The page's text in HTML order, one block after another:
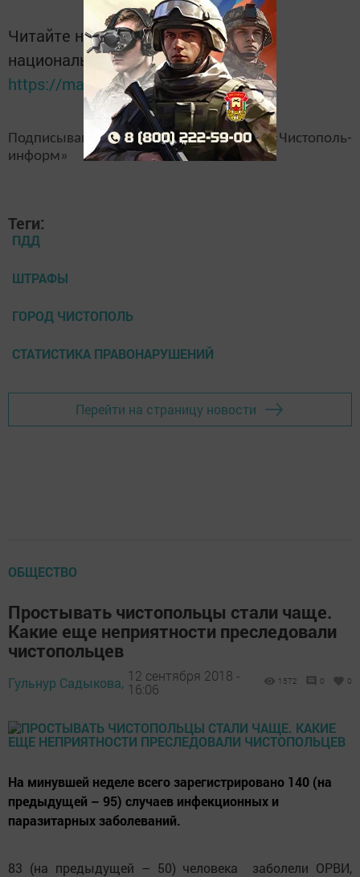
Читайте новости Татарстана в
национальном мессенджере MАХ:
https://max.ru/tatmedia
Подписывайтесь на нашканалMAX«Чистополь-
информ»
Теги:
ПДД
ШТРАФЫ
ГОРОД ЧИСТОПОЛЬ
СТАТИСТИКА ПРАВОНАРУШЕНИЙ
Перейти на страницу новости
ОБЩЕСТВО
Простывать чистопольцы стали чаще.
Какие еще неприятности преследовали
чистопольцев
Гульнур Садыкова, 12 сентября 2018 -
16:06
1572 0 0
На минувшей неделе всего зарегистрировано 140 (на
предыдущей – 95) случаев инфекционных и
паразитарных заболеваний.
83 (на предыдущей – 50) человека заболели ОРВИ,